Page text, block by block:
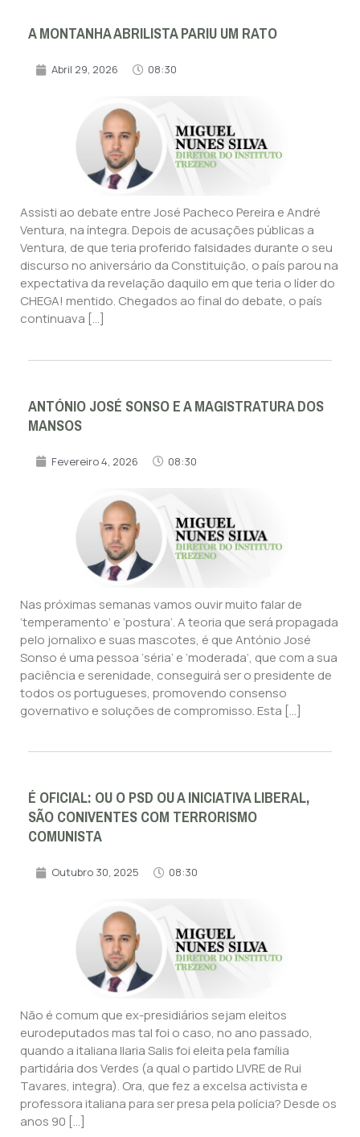
A MONTANHA ABRILISTA PARIU UM RATO
Abril 29, 2026 08:30
Assisti ao debate entre José Pacheco Pereira e André
Ventura, na íntegra. Depois de acusações públicas a
Ventura, de que teria proferido falsidades durante o seu
discurso no aniversário da Constituição, o país parou na
expectativa da revelação daquilo em que teria o líder do
CHEGA! mentido. Chegados ao final do debate, o país
continuava […]
ANTÓNIO JOSÉ SONSO E A MAGISTRATURA DOS
MANSOS
Fevereiro 4, 2026 08:30
Nas próximas semanas vamos ouvir muito falar de
‘temperamento’ e ‘postura’. A teoria que será propagada
pelo jornalixo e suas mascotes, é que António José
Sonso é uma pessoa ‘séria’ e ‘moderada’, que com a sua
paciência e serenidade, conseguirá ser o presidente de
todos os portugueses, promovendo consenso
governativo e soluções de compromisso. Esta […]
É OFICIAL: OU O PSD OU A INICIATIVA LIBERAL,
SÃO CONIVENTES COM TERRORISMO
COMUNISTA
Outubro 30, 2025 08:30
Não é comum que ex-presidiários sejam eleitos
eurodeputados mas tal foi o caso, no ano passado,
quando a italiana Ilaria Salis foi eleita pela família
partidária dos Verdes (a qual o partido LIVRE de Rui
Tavares, integra). Ora, que fez a excelsa activista e
professora italiana para ser presa pela polícia? Desde os
anos 90 […]